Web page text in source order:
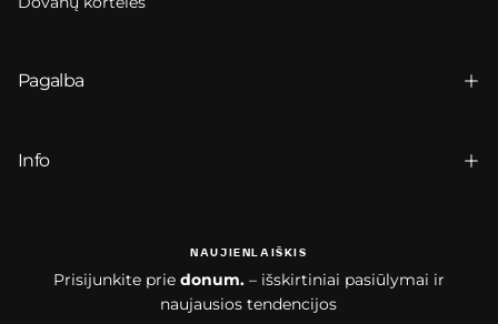
Pagalba
Info
NAUJIENLAIŠKIS
Prisijunkite prie donum. – išskirtiniai pasiūlymai ir
naujausios tendencijos